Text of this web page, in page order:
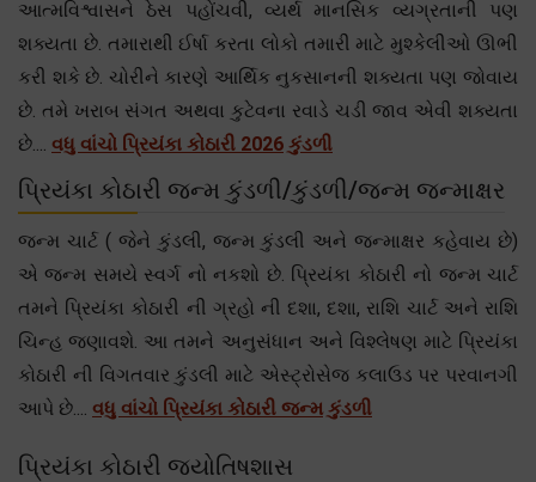
આત્મવિશ્વાસને ઠેસ પહોંચવી, વ્યર્થ માનસિક વ્યગ્રતાની પણ
શક્યતા છે. તમારાથી ઈર્ષા કરતા લોકો તમારી માટે મુશ્કેલીઓ ઊભી
કરી શકે છે. ચોરીને કારણે આર્થિક નુકસાનની શક્યતા પણ જોવાય
છે. તમે ખરાબ સંગત અથવા કુટેવના રવાડે ચડી જાવ એવી શક્યતા
છે.... વધુ વાંચો પ્રિયંકા કોઠારી 2026 કુંડળી
પ્રિયંકા કોઠારી જન્મ કુંડળી/કુંડળી/જન્મ જન્માક્ષર
જન્મ ચાર્ટ ( જેને કુંડલી, જન્મ કુંડલી અને જન્માક્ષર કહેવાય છે)
એ જન્મ સમયે સ્વર્ગ નો નકશો છે. પ્રિયંકા કોઠારી નો જન્મ ચાર્ટ
તમને પ્રિયંકા કોઠારી ની ગ્રહો ની દશા, દશા, રાશિ ચાર્ટ અને રાશિ
ચિન્હ જણાવશે. આ તમને અનુસંધાન અને વિશ્લેષણ માટે પ્રિયંકા
કોઠારી ની વિગતવાર કુંડલી માટે એસ્ટ્રોસેજ કલાઉડ પર પરવાનગી
આપે છે.... વધુ વાંચો પ્રિયંકા કોઠારી જન્મ કુંડળી
પ્રિયંકા કોઠારી જ્યોતિષશાસ